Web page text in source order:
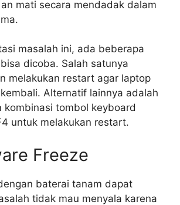
mati secara mendadak dalam
masalah ini, ada beberapa
dicoba. Salah satunya
melakukan restart agar laptop
Alternatif lainnya adalah
kombinasi tombol keyboard
untuk melakukan restart.
Freeze
baterai tanam dapat
tidak mau menyala karena